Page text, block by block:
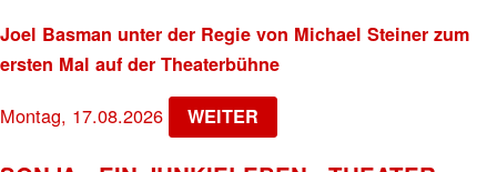
Joel Basman unter der Regie von Michael Steiner zum
ersten Mal auf der Theaterbühne
Montag, 17.08.2026 WEITER